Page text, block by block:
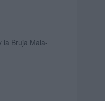
la Bruja Mala-